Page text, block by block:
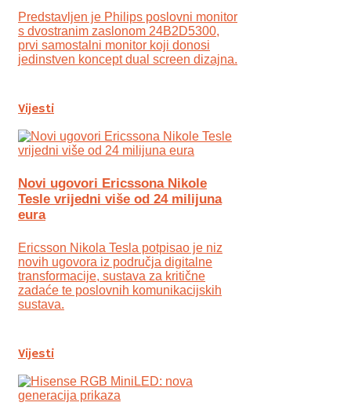
Predstavljen je Philips poslovni monitor
s dvostranim zaslonom 24B2D5300,
prvi samostalni monitor koji donosi
jedinstven koncept dual screen dizajna.
Vijesti
Novi ugovori Ericssona Nikole
Tesle vrijedni više od 24 milijuna
eura
Ericsson Nikola Tesla potpisao je niz
novih ugovora iz područja digitalne
transformacije, sustava za kritične
zadaće te poslovnih komunikacijskih
sustava.
Vijesti